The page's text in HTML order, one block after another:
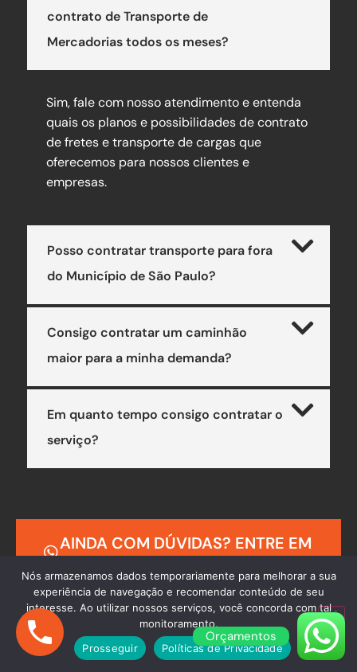
contrato de Transporte de
Mercadorias todos os meses?
Sim, fale com nosso atendimento e entenda
quais os planos e possibilidades de contrato
de fretes e transporte de cargas que
oferecemos para nossos clientes e
empresas.
Posso contratar transporte para fora
do Município de São Paulo?
Consigo contratar um caminhão
maior para a minha demanda?
Em quanto tempo consigo contratar o
serviço?
AINDA COM DÚVIDAS? ENTRE EM
CONTATO
Orçamentos
Nós armazenamos dados temporariamente para melhorar a sua
experiência de navegação e recomendar conteúdo de seu
interesse. Ao utilizar nossos serviços, você concorda com tal
monitoramento.
Prosseguir
Políticas de Privacidade